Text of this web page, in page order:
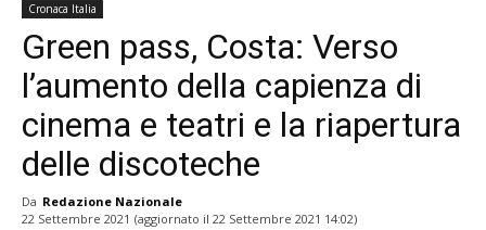
Cronaca Italia
Green pass, Costa: Verso
l’aumento della capienza di
cinema e teatri e la riapertura
delle discoteche
Da Redazione Nazionale
22 Settembre 2021 (aggiornato il 22 Settembre 2021 14:02)